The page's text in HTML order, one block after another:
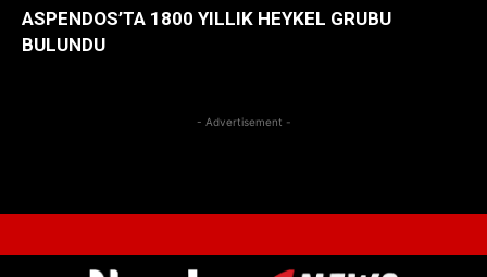
ASPENDOS’TA 1800 YILLIK HEYKEL GRUBU
BULUNDU
- Advertisement -